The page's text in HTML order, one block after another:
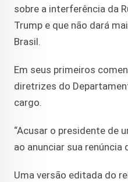
sobre a interferência da
Trump e que não dará
Brasil.
Em seus primeiros
diretrizes do
cargo.
“Acusar o presidente de
ao anunciar sua
Uma versão editada do